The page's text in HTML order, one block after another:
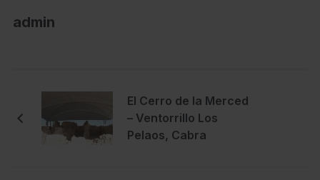
admin
El Cerro de la Merced
– Ventorrillo Los
Pelaos, Cabra